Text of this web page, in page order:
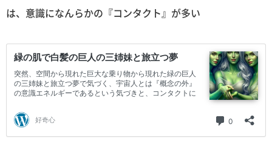
は、意識になんらかの『コンタクト』が多い